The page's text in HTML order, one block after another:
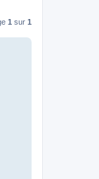
1 sur 1